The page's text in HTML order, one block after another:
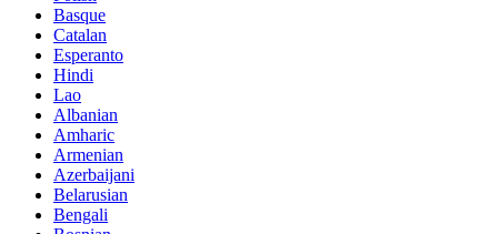
Basque
Catalan
Esperanto
Hindi
Lao
Albanian
Amharic
Armenian
Azerbaijani
Belarusian
Bengali